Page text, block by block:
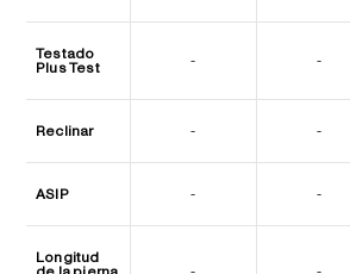
Testado
Plus Test
- -
Reclinar - -
ASIP - -
Longitud